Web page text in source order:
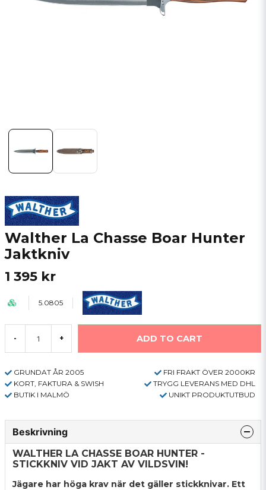
Walther La Chasse Boar Hunter
Jaktkniv
1 395 kr
5.0805
- + ADD TO CART
GRUNDAT ÅR 2005
FRI FRAKT ÖVER 2000KR
KORT, FAKTURA & SWISH
TRYGG LEVERANS MED DHL
BUTIK I MALMÖ
UNIKT PRODUKTUTBUD
Beskrivning
WALTHER LA CHASSE BOAR HUNTER -
STICKKNIV VID JAKT AV VILDSVIN!
Jägare har höga krav när det gäller stickknivar. Ett